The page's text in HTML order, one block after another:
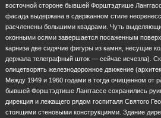
восточной стороне бывшей Форштэдтише
фасада выдержана в сдержанном стиле
расчленены большими квадрами. Чуть
оконными осями завершается посаженным
карниза две сидячие фигуры из камня, несущие
держала телеграфный шток — сейчас исчезла).
олицетворять железнодорожное движение
Между 1949 и 1960 годами в тогда очищенном от
бывшей Форштэдтише Ланггассе сохранились
дирекция и лежащего рядом госпиталя Святого
стоящими стеновыми конструкциями. Здание